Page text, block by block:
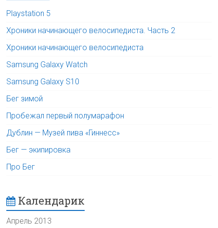
Playstation 5
Хроники начинающего велосипедиста. Часть 2
Хроники начинающего велосипедиста
Samsung Galaxy Watch
Samsung Galaxy S10
Бег зимой
Пробежал первый полумарафон
Дублин — Музей пива «Гиннесс»
Бег — экипировка
Про Бег
Календарик
Апрель 2013